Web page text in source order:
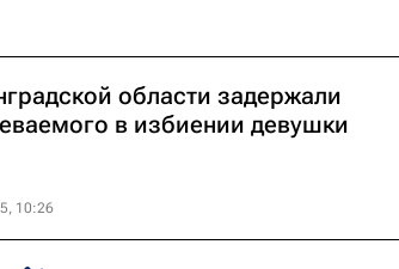
области задержали
в избиении девушки
10:26